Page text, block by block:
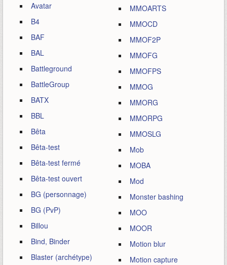
Avatar
B4
BAF
BAL
Battleground
BattleGroup
BATX
BBL
Bêta
Bêta-test
Bêta-test fermé
Bêta-test ouvert
BG (personnage)
BG (PvP)
Billou
Bind, Binder
Blaster (archétype)
MMOARTS
MMOCD
MMOF2P
MMOFG
MMOFPS
MMOG
MMORG
MMORPG
MMOSLG
Mob
MOBA
Mod
Monster bashing
MOO
MOOR
Motion blur
Motion capture